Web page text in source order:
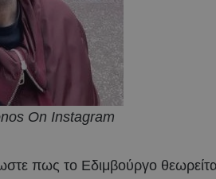
On Instagram
πως το Εδιμβούργο